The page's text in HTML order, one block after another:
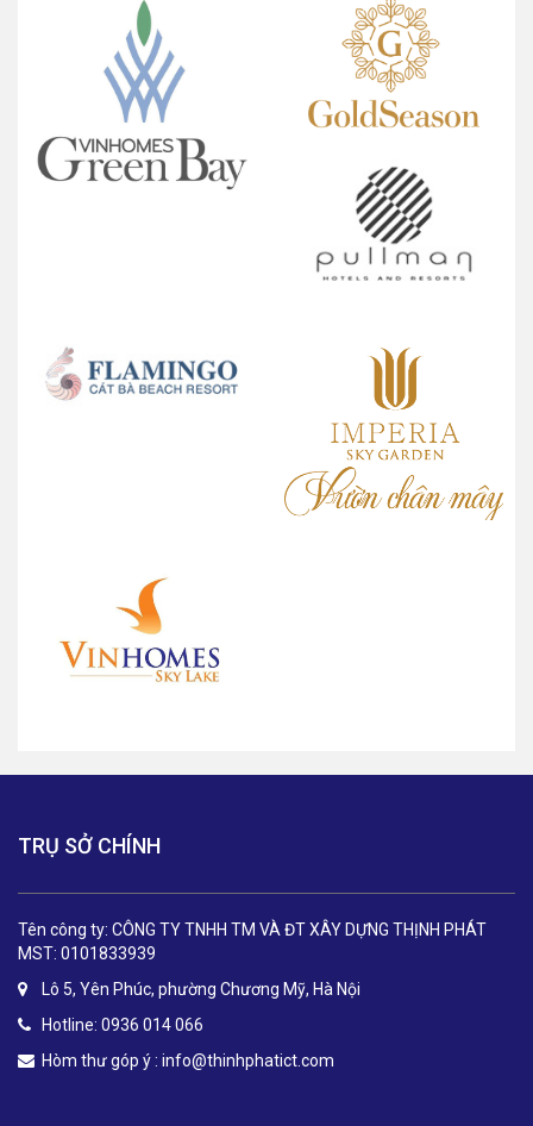
TRỤ SỞ CHÍNH
Tên công ty: CÔNG TY TNHH TM VÀ ĐT XÂY DỰNG THỊNH PHÁT
MST: 0101833939
Lô 5, Yên Phúc, phường Chương Mỹ, Hà Nội
Hotline: 0936 014 066
Hòm thư góp ý : info@thinhphatict.com